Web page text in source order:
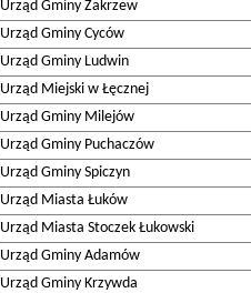
Urząd Gminy Zakrzew
Urząd Gminy Cyców
Urząd Gminy Ludwin
Urząd Miejski w Łęcznej
Urząd Gminy Milejów
Urząd Gminy Puchaczów
Urząd Gminy Spiczyn
Urząd Miasta Łuków
Urząd Miasta Stoczek Łukowski
Urząd Gminy Adamów
Urząd Gminy Krzywda